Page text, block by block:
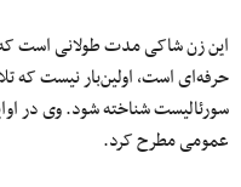
این زن شاکی مدت طولانی است که
حرفه‌ای است، اولین‌بار نیست که
عمومی مطرح کرد.